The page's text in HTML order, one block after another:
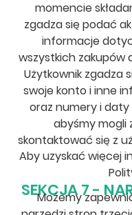
momencie
zgadza się podać
informacje
wszystkich zakupów
Użytkownik zgadza
swoje konto i inne
oraz numery i
abyśmy mogli
skontaktować się z
Aby uzyskać więcej
SEKCJA 7 -
Możemy